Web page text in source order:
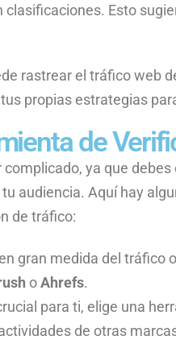
Esto
rastrear el tráfico web
propias estrategias
de
ya que
audiencia. Aquí hay
de tráfico:
gran medida del tráfico
oAhrefs.
para ti, elige una
de otras